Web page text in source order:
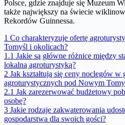
Polsce, gdzie znajduje się Muzeum
także największy na świecie
Rekordów Guinnessa.
1 Co charakteryzuje ofertę
Tomyśl i okolicach?
1.1 Jakie są główne różnice między
lokalną agroturystyką?
2 Jak kształtują się ceny noclegów w
agroturystycznych pod Nowym
2.1 Jak zarezerwować budżetowy
osobę?
3 Jakie rodzaje zakwaterowania
gospodarstwa dla swoich gości?